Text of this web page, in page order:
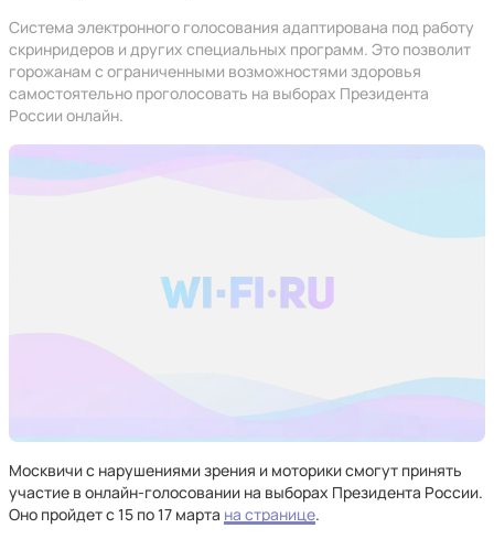
Система электронного голосования адаптирована под работу
скринридеров и других специальных программ. Это позволит
горожанам с ограниченными возможностями здоровья
самостоятельно проголосовать на выборах Президента
России онлайн.
Москвичи с нарушениями зрения и моторики смогут принять
участие в онлайн-голосовании на выборах Президента России.
Оно пройдет с 15 по 17 марта на странице.